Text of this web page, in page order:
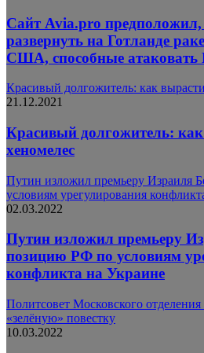
Сайт Avia.pro
развернуть на Готланде
США, способные атаковать
Красивый долгожитель: как
21.12.2021
Красивый долгожитель:
хеномелес
Путин изложил премьеру Израиля
условиям урегулирования
02.03.2022
Путин изложил премьеру
позицию РФ по условиям
конфликта на Украине
Политсовет Московского
«зелёную» повестку
10.03.2022